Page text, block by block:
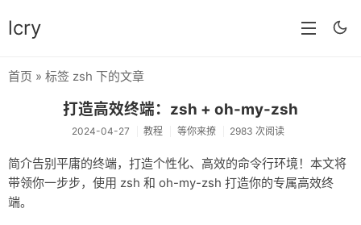
lcry
分类
分享
技术
首页 » 标签 zsh 下的文章
打造高效终端：zsh + oh-my-zsh
2024-04-27 教程 等你来撩 2983 次阅读
简介告别平庸的终端，打造个性化、高效的命令行环境！本文将
带领你一步步，使用 zsh 和 oh-my-zsh 打造你的专属高效终
端。